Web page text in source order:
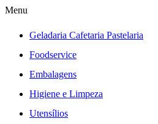
Menu
Geladaria Cafetaria Pastelaria
Foodservice
Embalagens
Higiene e Limpeza
Utensílios